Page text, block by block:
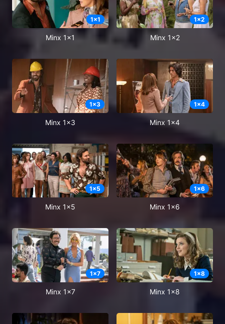
1x1
Minx 1x1
1x2
Minx 1x2
1x3
Minx 1x3
1x4
Minx 1x4
1x5
Minx 1x5
1x6
Minx 1x6
1x7
Minx 1x7
1x8
Minx 1x8